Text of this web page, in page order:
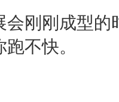
刚成型的
不快。